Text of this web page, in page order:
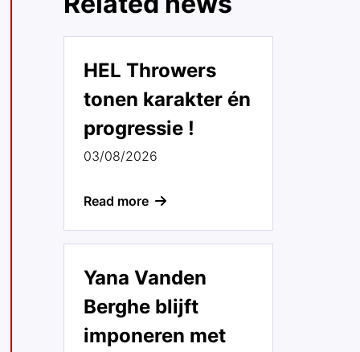
HEL Throwers
tonen karakter én
progressie !
03/08/2026
Read more
Yana Vanden
Berghe blijft
imponeren met